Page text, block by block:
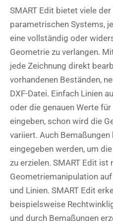
SMART Edit bietet viele
parametrischen Systems,
eine vollständig oder
Geometrie zu verlangen.
jede Zeichnung direkt
vorhandenen Beständen,
DXF-Datei. Einfach Linien
oder die genauen Werte
eingeben, schon wird die
variiert. Auch
eingegeben werden, um
zu erzielen. SMART Edit ist
Geometriemanipulation
und Linien. SMART Edit
beispielsweise
und durch Bemaßungen